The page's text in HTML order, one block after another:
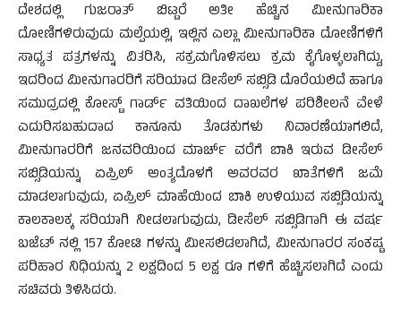
ದೇಶದಲ್ಲಿ ಗುಜರಾತ್ ಬಿಟ್ಟರೆ ಅತೀ ಹೆಚ್ಚಿನ ಮೀನುಗಾರಿಕಾ
ದೋಣಿಗಳಿರುವುದು ಮಲ್ಪೆಯಲ್ಲಿ, ಇಲ್ಲಿನ ಎಲ್ಲಾ ಮೀನುಗಾರಿಕಾ ದೋಣಿಗಳಿಗೆ
ಸಾಧ್ಯತ ಪತ್ರಗಳನ್ನು ವಿತರಿಸಿ, ಸಕ್ರಮಗೊಳಿಸಲು ಕ್ರಮ ಕೈಗೊಳ್ಳಲಾಗಿದ್ದು,
ಇದರಿಂದ ಮೀನುಗಾರರಿಗೆ ಸರಿಯಾದ ಡೀಸೆಲ್ ಸಬ್ಸಿಡಿ ದೊರೆಯಲಿದೆ ಹಾಗೂ
ಸಮುದ್ರದಲ್ಲಿ ಕೋಸ್ಟ್ ಗಾರ್ಡ್ ವತಿಯಿಂದ ದಾಖಲೆಗಳ ಪರಿಶೀಲನೆ ವೇಳೆ
ಎದುರಿಸಬಹುದಾದ ಕಾನೂನು ತೊಡಕುಗಳು ನಿವಾರಣೆಯಾಗಲಿದೆ,
ಮೀನುಗಾರರಿಗೆ ಜನವರಿಯಿಂದ ಮಾರ್ಚ್ ವರೆಗೆ ಬಾಕಿ ಇರುವ ಡೀಸೆಲ್
ಸಬ್ಸಿಡಿಯನ್ನು ಏಪ್ರಿಲ್ ಅಂತ್ಯದೊಳಗೆ ಅವರವರ ಖಾತೆಗಳಿಗೆ ಜಮೆ
ಮಾಡಲಾಗುವುದು, ಏಪ್ರಿಲ್ ಮಾಹೆಯಿಂದ ಬಾಕಿ ಉಳಿಯುವ ಸಬ್ಸಿಡಿಯನ್ನು
ಕಾಲಕಾಲಕ್ಕ ಸರಿಯಾಗಿ ನೀಡಲಾಗುವುದು, ಡೀಸೆಲ್ ಸಬ್ಸಿಡಿಗಾಗಿ ಈ ವರ್ಷ
ಬಜೆಟ್ ನಲ್ಲಿ 157 ಕೋಟಿ ಗಳನ್ನು ಮೀಸಲಿಡಲಾಗಿದೆ, ಮೀನುಗಾರರ ಸಂಕಷ್ಟ
ಪರಿಹಾರ ನಿಧಿಯನ್ನು 2 ಲಕ್ಷದಿಂದ 5 ಲಕ್ಷ ರೂ ಗಳಿಗೆ ಹೆಚ್ಚಿಸಲಾಗಿದೆ ಎಂದು
ಸಚಿವರು ತಿಳಿಸಿದರು.